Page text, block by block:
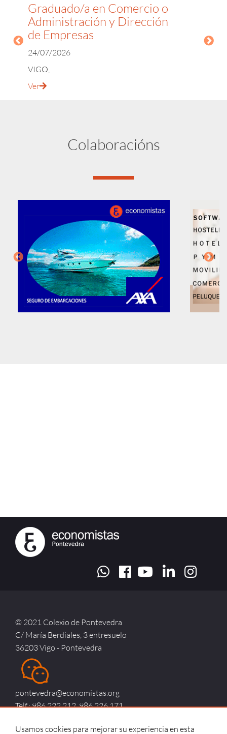
Usamos cookies para mejorar su experiencia en esta
Graduado/a en Comercio o
Administración y Dirección
de Empresas
24/07/2026
VIGO,
Ver
Colaboracións
© 2021 Colexio de Pontevedra
C/ María Berdiales, 3 entresuelo
36203 Vigo - Pontevedra
pontevedra@economistas.org
Telf.: 986 222 212, 986 226 171